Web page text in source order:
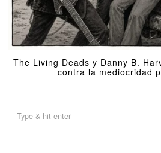
The Living Deads y Danny B.
contra la mediocridad